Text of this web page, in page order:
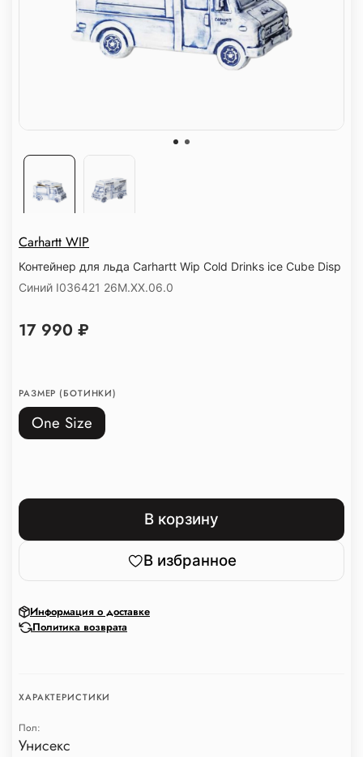
Carhartt WIP
Контейнер для льда Carhartt Wip Cold Drinks ice Cube Disp
Синий I036421 26M.XX.06.0
РАЗМЕР (БОТИНКИ)
One Size
17 990 ₽
В корзину
В избранное
Информация о доставке
Политика возврата
ХАРАКТЕРИСТИКИ
Пол:
Унисекс